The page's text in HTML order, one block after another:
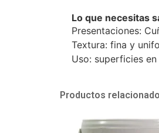
Lo que necesitas
Presentaciones:
Textura: fina y
Uso: superficies
Productos